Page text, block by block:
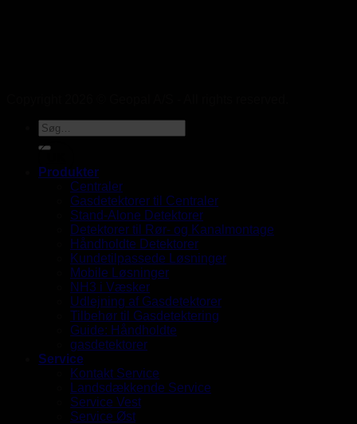
Produkter
Centraler
Gasdetektorer til Centraler
Stand-Alone Detektorer
Detektorer til Rør- og Kanalmontage
Håndholdte Detektorer
Kundetilpassede Løsninger
Mobile Løsninger
NH3 i Væsker
Udlejning af Gasdetektorer
Tilbehør til Gasdetektering
Guide: Håndholdte
gasdetektorer
Service
Kontakt Service
Landsdækkende Service
Service Vest
Service Øst